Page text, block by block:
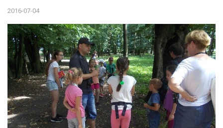
2016-07-04